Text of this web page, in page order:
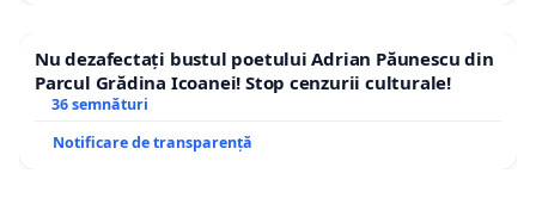
Nu dezafectați bustul poetului Adrian Păunescu din
Parcul Grădina Icoanei! Stop cenzurii culturale!
36 semnături
Notificare de transparență